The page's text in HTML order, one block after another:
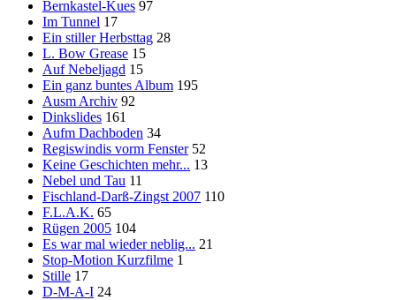
Bernkastel-Kues 97
Im Tunnel 17
Ein stiller Herbsttag 28
L. Bow Grease 15
Auf Nebeljagd 15
Ein ganz buntes Album 195
Ausm Archiv 92
Dinkslides 161
Aufm Dachboden 34
Regiswindis vorm Fenster 52
Keine Geschichten mehr... 13
Nebel und Tau 11
Fischland-Darß-Zingst 2007 110
F.L.A.K. 65
Rügen 2005 104
Es war mal wieder neblig... 21
Stop-Motion Kurzfilme 1
Stille 17
D-M-A-I 24